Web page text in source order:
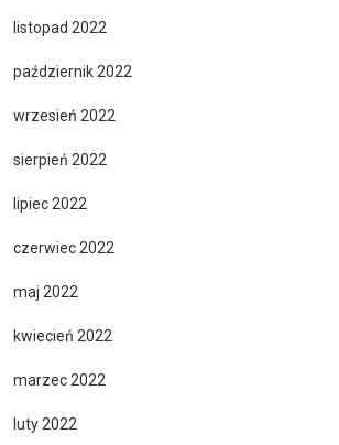
listopad 2022
październik 2022
wrzesień 2022
sierpień 2022
lipiec 2022
czerwiec 2022
maj 2022
kwiecień 2022
marzec 2022
luty 2022